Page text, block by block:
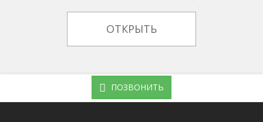
ОТКРЫТЬ
ПОЗВОНИТЬ